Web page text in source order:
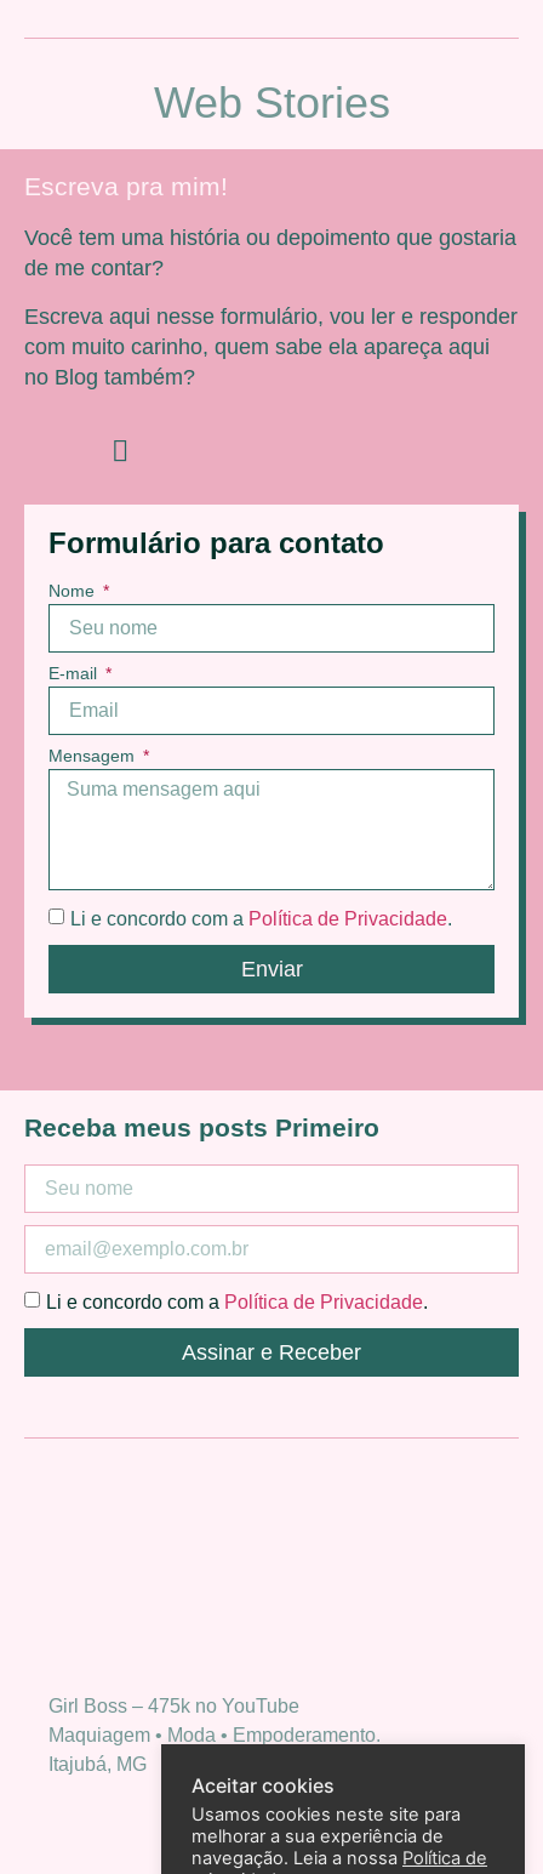
Web Stories
Formulário para contato
Nome
E-mail
Mensagem
Li e concordo com a Política de Privacidade.
Enviar
Escreva pra mim!
Você tem uma história ou depoimento que gostaria
de me contar?
Escreva aqui nesse formulário, vou ler e responder
com muito carinho, quem sabe ela apareça aqui
no Blog também?
Girl Boss – 475k no YouTube
Maquiagem • Moda • Empoderamento.
Itajubá, MG
Receba meus posts Primeiro
Li e concordo com a Política de Privacidade.
Assinar e Receber
Aceitar cookies
Usamos cookies neste site para
melhorar a sua experiência de
navegação. Leia a nossa Política de